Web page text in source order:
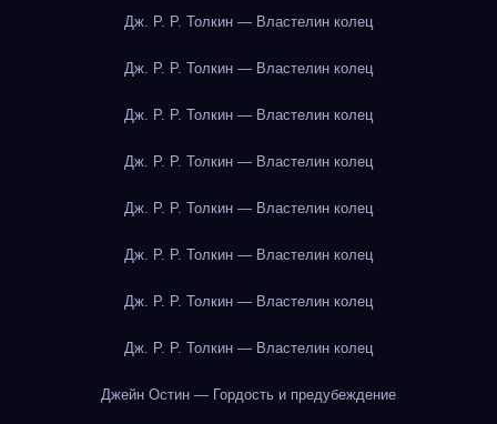
Дж. Р. Р. Толкин — Властелин колец
Дж. Р. Р. Толкин — Властелин колец
Дж. Р. Р. Толкин — Властелин колец
Дж. Р. Р. Толкин — Властелин колец
Дж. Р. Р. Толкин — Властелин колец
Дж. Р. Р. Толкин — Властелин колец
Дж. Р. Р. Толкин — Властелин колец
Дж. Р. Р. Толкин — Властелин колец
Джейн Остин — Гордость и предубеждение